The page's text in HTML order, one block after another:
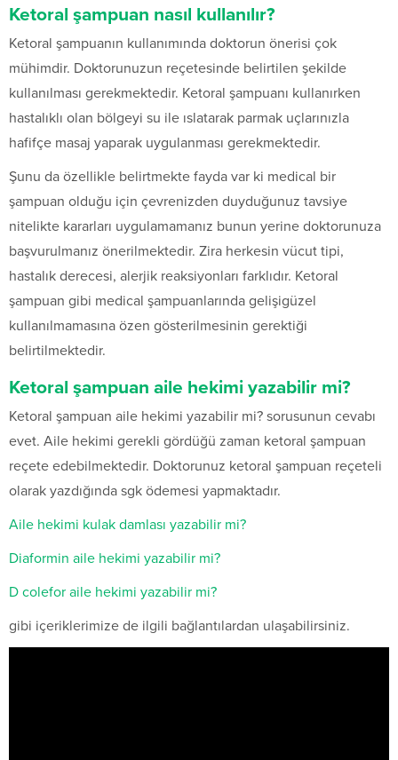
Ketoral şampuan nasıl kullanılır?
Ketoral şampuanın kullanımında doktorun önerisi çok
mühimdir. Doktorunuzun reçetesinde belirtilen şekilde
kullanılması gerekmektedir. Ketoral şampuanı kullanırken
hastalıklı olan bölgeyi su ile ıslatarak parmak uçlarınızla
hafifçe masaj yaparak uygulanması gerekmektedir.
Şunu da özellikle belirtmekte fayda var ki medical bir
şampuan olduğu için çevrenizden duyduğunuz tavsiye
nitelikte kararları uygulamamanız bunun yerine doktorunuza
başvurulmanız önerilmektedir. Zira herkesin vücut tipi,
hastalık derecesi, alerjik reaksiyonları farklıdır. Ketoral
şampuan gibi medical şampuanlarında gelişigüzel
kullanılmamasına özen gösterilmesinin gerektiği
belirtilmektedir.
Ketoral şampuan aile hekimi yazabilir mi?
Ketoral şampuan aile hekimi yazabilir mi? sorusunun cevabı
evet. Aile hekimi gerekli gördüğü zaman ketoral şampuan
reçete edebilmektedir. Doktorunuz ketoral şampuan reçeteli
olarak yazdığında sgk ödemesi yapmaktadır.
Aile hekimi kulak damlası yazabilir mi?
Diaformin aile hekimi yazabilir mi?
D colefor aile hekimi yazabilir mi?
gibi içeriklerimize de ilgili bağlantılardan ulaşabilirsiniz.